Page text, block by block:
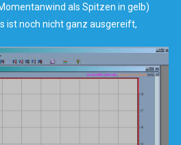
als Spitzen in gelb)
ist noch nicht ganz ausgereift,